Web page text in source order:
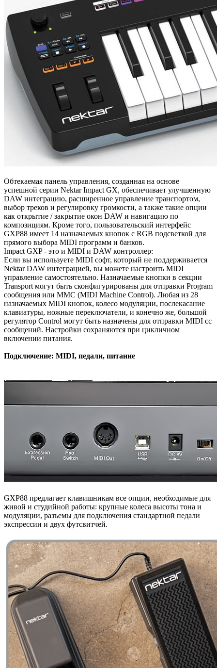
Обтекаемая панель управления, созданная на основе
успешной серии Nektar Impact GX, обеспечивает улучшенную
DAW интеграцию, расширенное управление транспортом,
выбор треков и регулировку громкости, а также такие опции
как открытие / закрытие окон DAW и навигацию по
композициям. Кроме того, пользовательский интерфейс
GXP88 имеет 14 назначаемых кнопок с RGB подсветкой для
прямого выбора MIDI программ и банков.
Impact GXP - это и MIDI и DAW контроллер:
Если вы используете MIDI софт, который не поддерживается
Nektar DAW интеграцией, вы можете настроить MIDI
управление самостоятельно. Назначаемые кнопки в секции
Transport могут быть сконфигурированы для отправки Program
сообщения или MMC (MIDI Machine Control). Любая из 28
назначаемых MIDI кнопок, колесо модуляции, послекасание
клавиатуры, ножные переключатели, и конечно же, большой
регулятор Сontrol могут быть назначены для отправки MIDI cc
сообщений. Настройки сохраняются при цикличном
включении питания.
Подключение: MIDI, педали, питание
GXP88 предлагает клавишникам все опции, необходимые для
живой и студийной работы: крупные колеса высоты тона и
модуляции, разъемы для подключения стандартной педали
экспрессии и двух футсвитчей.